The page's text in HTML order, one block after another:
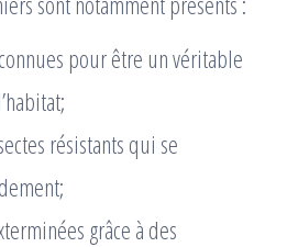
pour être un véritable
résistants qui se
grâce à des